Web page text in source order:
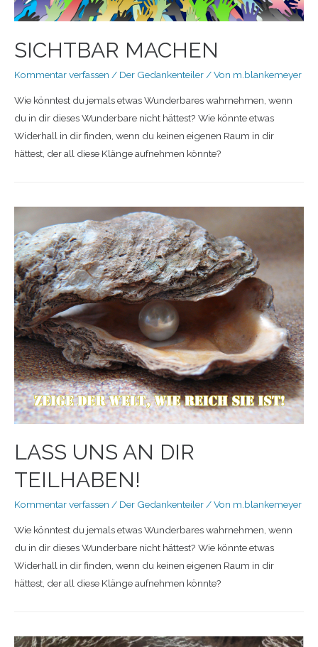
SICHTBAR MACHEN
Kommentar verfassen / Der Gedankenteiler / Von m.blankemeyer
Wie könntest du jemals etwas Wunderbares wahrnehmen, wenn
du in dir dieses Wunderbare nicht hättest? Wie könnte etwas
Widerhall in dir finden, wenn du keinen eigenen Raum in dir
hättest, der all diese Klänge aufnehmen könnte?
LASS UNS AN DIR
TEILHABEN!
Kommentar verfassen / Der Gedankenteiler / Von m.blankemeyer
Wie könntest du jemals etwas Wunderbares wahrnehmen, wenn
du in dir dieses Wunderbare nicht hättest? Wie könnte etwas
Widerhall in dir finden, wenn du keinen eigenen Raum in dir
hättest, der all diese Klänge aufnehmen könnte?